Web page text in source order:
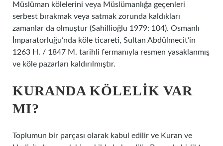
Müslüman kölelerini veya Müslümanlığa geçenleri
serbest bırakmak veya satmak zorunda kaldıkları
zamanlar da olmuştur (Sahillioğlu 1979: 104). Osmanlı
İmparatorluğu’nda köle ticareti, Sultan Abdülmecit’in
1263 H. / 1847 M. tarihli fermanıyla resmen yasaklanmış
ve köle pazarları kaldırılmıştır.
KURANDA KÖLELIK VAR
MI?
Toplumun bir parçası olarak kabul edilir ve Kuran ve